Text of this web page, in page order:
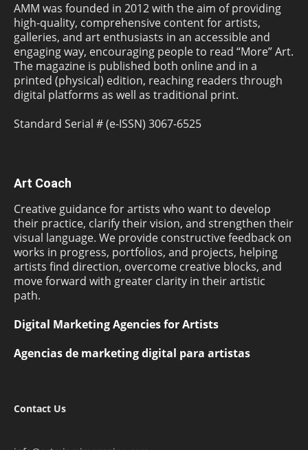
AMM was founded in 2012 with the aim of providing
high-quality, comprehensive content for artists,
galleries, and art enthusiasts in an accessible and
engaging way, encouraging people to read “More” Art.
The magazine is published both online and in a
printed (physical) edition, reaching readers through
digital platforms as well as traditional print.
Standard Serial # (e-ISSN) 3067-6525
Art Coach
Creative guidance for artists who want to develop
their practice, clarify their vision, and strengthen their
visual language. We provide constructive feedback on
works in progress, portfolios, and projects, helping
artists find direction, overcome creative blocks, and
move forward with greater clarity in their artistic
path.
Digital Marketing Agencies for Artists
Agencias de marketing digital para artistas
Contact Us